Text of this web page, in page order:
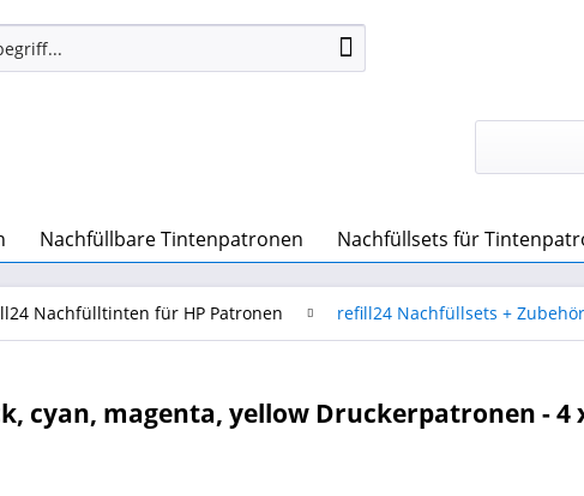
Nachfüllbare Tintenpatronen Nachfüllsets für
Nachfülltinten für HP Patronen refill24 Nachfüllsets +
cyan, magenta, yellow Druckerpatronen - 4